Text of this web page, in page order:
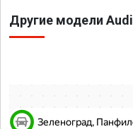
Другие модели Audi